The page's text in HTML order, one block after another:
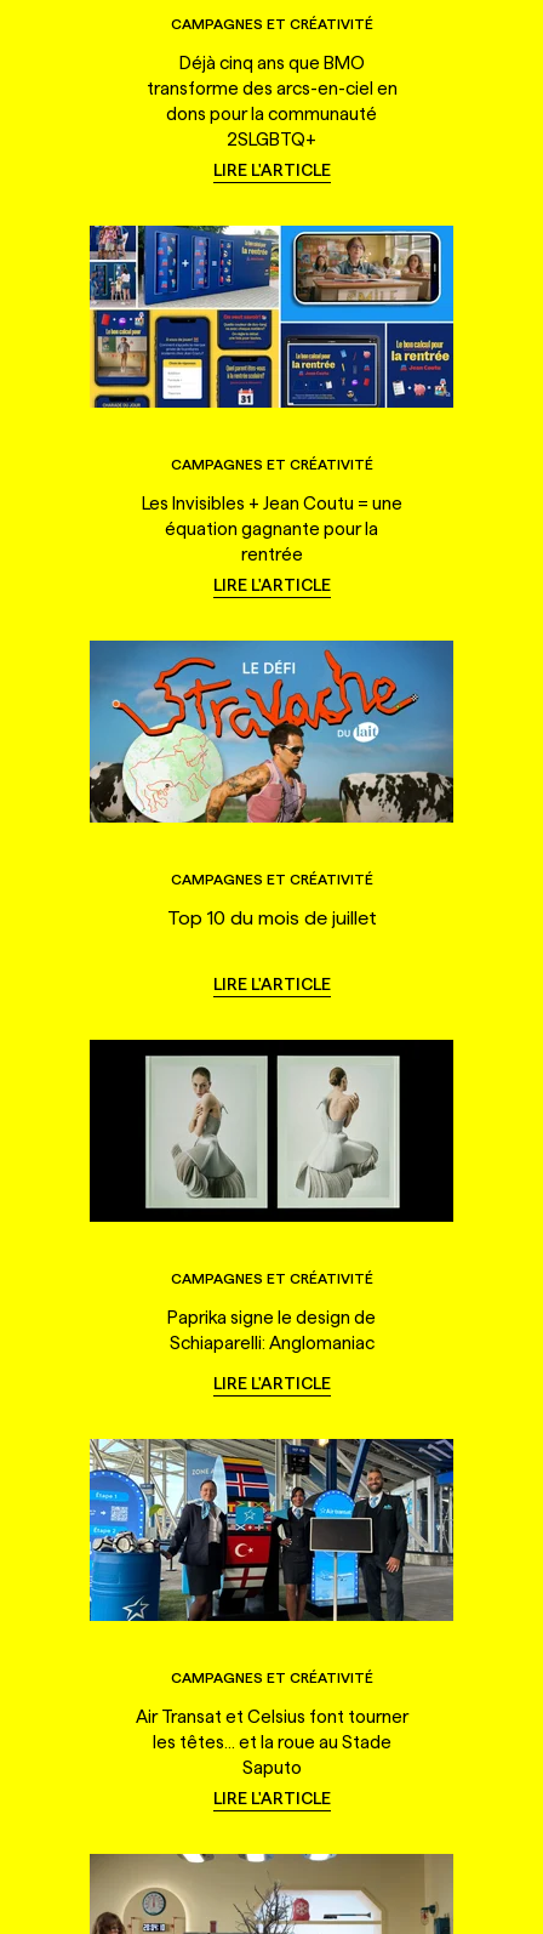
CAMPAGNES ET CRÉATIVITÉ
Déjà cinq ans que BMO
transforme des arcs-en-ciel en
dons pour la communauté
2SLGBTQ+
LIRE L'ARTICLE
CAMPAGNES ET CRÉATIVITÉ
Les Invisibles + Jean Coutu = une
équation gagnante pour la
rentrée
LIRE L'ARTICLE
CAMPAGNES ET CRÉATIVITÉ
Top 10 du mois de juillet
LIRE L'ARTICLE
CAMPAGNES ET CRÉATIVITÉ
Paprika signe le design de
Schiaparelli: Anglomaniac
LIRE L'ARTICLE
CAMPAGNES ET CRÉATIVITÉ
Air Transat et Celsius font tourner
les têtes... et la roue au Stade
Saputo
LIRE L'ARTICLE